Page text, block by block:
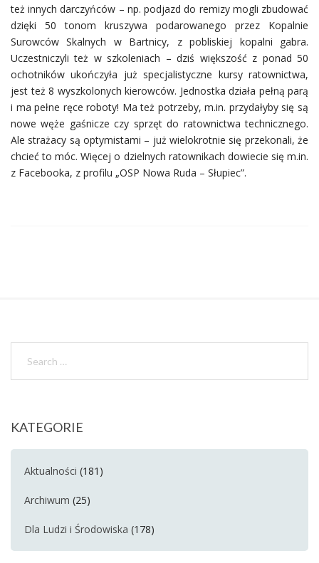
też innych darczyńców – np. podjazd do remizy mogli zbudować
dzięki 50 tonom kruszywa podarowanego przez Kopalnie
Surowców Skalnych w Bartnicy, z pobliskiej kopalni gabra.
Uczestniczyli też w szkoleniach – dziś większość z ponad 50
ochotników ukończyła już specjalistyczne kursy ratownictwa,
jest też 8 wyszkolonych kierowców. Jednostka działa pełną parą
i ma pełne ręce roboty! Ma też potrzeby, m.in. przydałyby się są
nowe węże gaśnicze czy sprzęt do ratownictwa technicznego.
Ale strażacy są optymistami – już wielokrotnie się przekonali, że
chcieć to móc. Więcej o dzielnych ratownikach dowiecie się m.in.
z Facebooka, z profilu „OSP Nowa Ruda – Słupiec”.
KATEGORIE
Aktualności (181)
Archiwum (25)
Dla Ludzi i Środowiska (178)